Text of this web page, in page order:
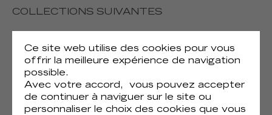
COLLECTIONS SUIVANTES
Ce site web utilise des cookies pour vous
offrir la meilleure expérience de navigation
possible.
Avec votre accord, vous pouvez accepter
de continuer à naviguer sur le site ou
personnaliser le choix des cookies que vous